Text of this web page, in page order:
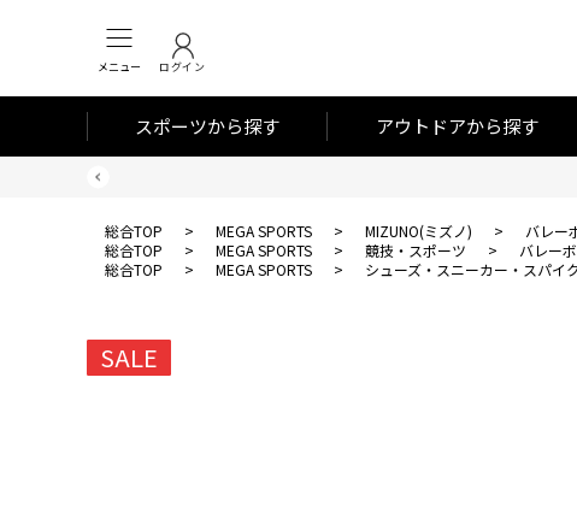
メニュー ログイン
スポーツから探す アウトドアから探す
総合TOP > MEGA SPORTS > MIZUNO(ミズノ) > バレー
総合TOP
> MEGA SPORTS > 競技・スポーツ > バレー
総合TOP
> MEGA SPORTS > シューズ・スニーカー・スパイ
SALE